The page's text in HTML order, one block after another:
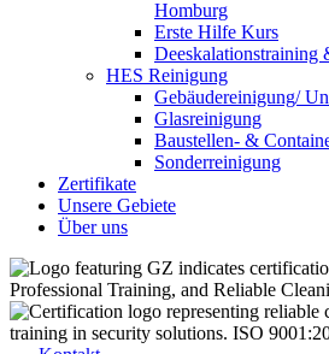
Homburg
Erste Hilfe Kurs
Deeskalationstraining
HES Reinigung
Gebäudereinigung/
Glasreinigung
Baustellen- &
Sonderreinigung
Zertifikate
Unsere Gebiete
Über uns